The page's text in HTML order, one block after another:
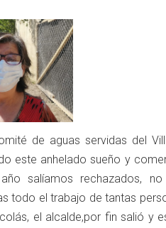
de aguas servidas del
este anhelado sueño y
salíamos rechazados, no
todo el trabajo de tantas
el alcalde,por fin salió y